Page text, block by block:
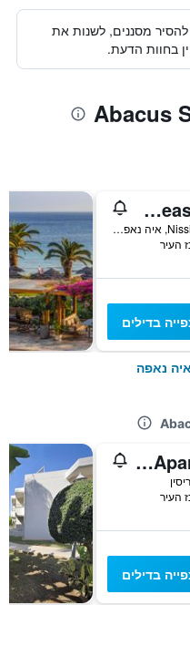
מסננים, לשנות את
בחוות הדעת.
Atlantica Aeneas Resort
100 Nissi Avenue, איה נאפה, קפריסין
בדילים
נאפה
Evabelle Napa Hotel Apartments
בדילים